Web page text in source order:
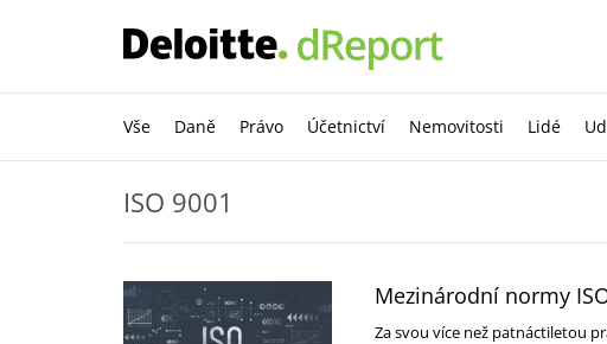
Vše Daně Právo Účetnictví Nemovitosti Lidé
ISO 9001
Mezinárodní normy
Za svou více než patnáctiletou